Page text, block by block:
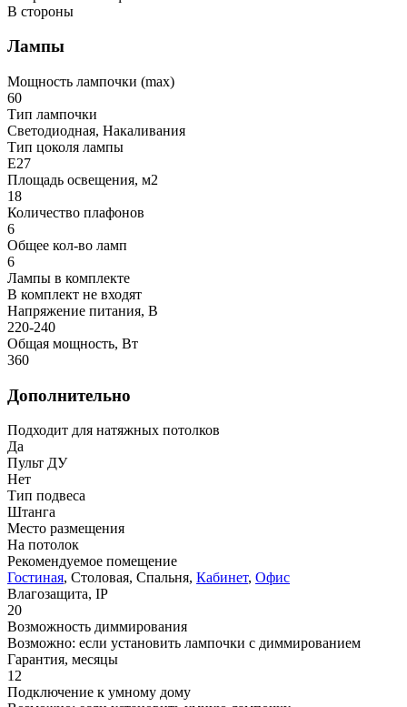
В стороны
Лампы
Мощность лампочки (max)
60
Тип лампочки
Светодиодная, Накаливания
Тип цоколя лампы
E27
Площадь освещения, м2
18
Количество плафонов
6
Общее кол-во ламп
6
Лампы в комплекте
В комплект не входят
Напряжение питания, В
220-240
Общая мощность, Вт
360
Дополнительно
Подходит для натяжных потолков
Да
Пульт ДУ
Нет
Тип подвеса
Штанга
Место размещения
На потолок
Рекомендуемое помещение
Гостиная, Столовая, Спальня, Кабинет, Офис
Влагозащита, IP
20
Возможность диммирования
Возможно: если установить лампочки с диммированием
Гарантия, месяцы
12
Подключение к умному дому